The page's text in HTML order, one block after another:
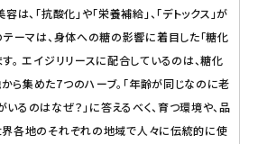
め
は、「抗酸化」や「栄養補給」、「デトックス」が
テーマは、身体への糖の影響に着目した「糖化
。 エイジリリースに配合しているのは、糖化
ら集めた7つのハーブ。「年齢が同じなのに老
るのはなぜ？」に答えるべく、育つ環境や、品
界各地のそれぞれの地域で人々に伝統的に使